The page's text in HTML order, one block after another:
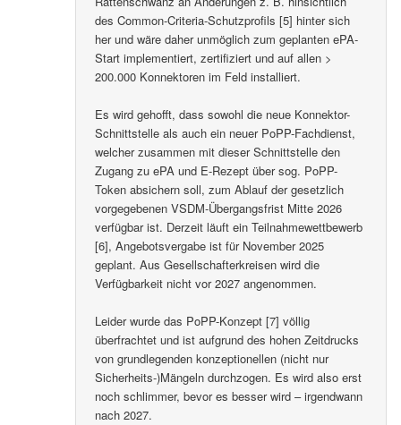
des Common-Criteria-Schutzprofils [5] hinter sich
her und wäre daher unmöglich zum geplanten ePA-
Start implementiert, zertifiziert und auf allen >
200.000 Konnektoren im Feld installiert.
Es wird gehofft, dass sowohl die neue Konnektor-
Schnittstelle als auch ein neuer PoPP-Fachdienst,
welcher zusammen mit dieser Schnittstelle den
Zugang zu ePA und E-Rezept über sog. PoPP-
Token absichern soll, zum Ablauf der gesetzlich
vorgegebenen VSDM-Übergangsfrist Mitte 2026
verfügbar ist. Derzeit läuft ein Teilnahmewettbewerb
[6], Angebotsvergabe ist für November 2025
geplant. Aus Gesellschafterkreisen wird die
Verfügbarkeit nicht vor 2027 angenommen.
Leider wurde das PoPP-Konzept [7] völlig
überfrachtet und ist aufgrund des hohen Zeitdrucks
von grundlegenden konzeptionellen (nicht nur
Sicherheits-)Mängeln durchzogen. Es wird also erst
noch schlimmer, bevor es besser wird – irgendwann
nach 2027.